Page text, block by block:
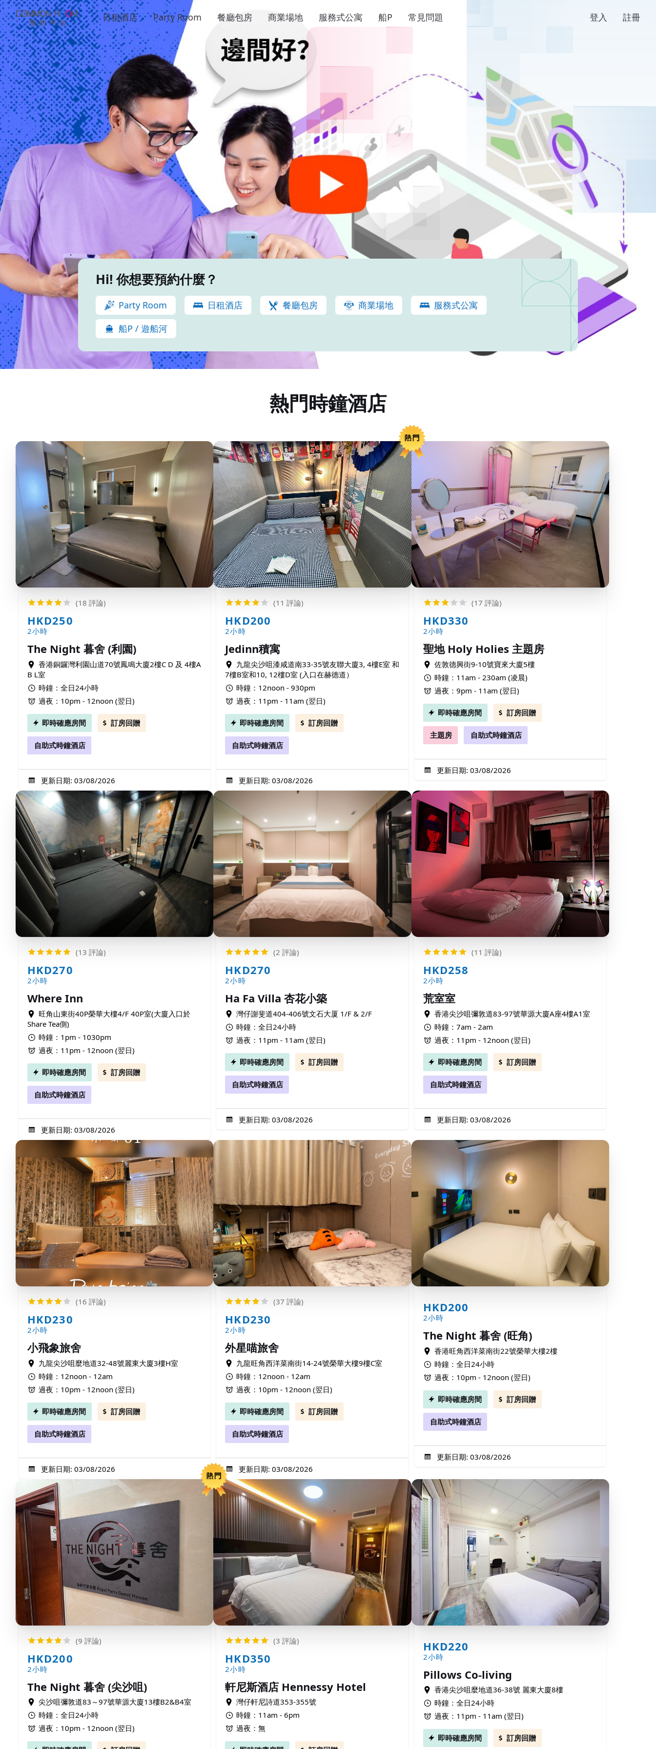
日租酒店 Party Room 餐廳包房 商業場地 服務式公寓 船P 常見問題 登入 註冊
時鐘酒店 & Partyroom
香港No.1場地預約平台
讓你尋找, 預約及評價香港的時鐘酒店，Party Room，日租酒店，餐廳包房，
商業場地，服務式公寓，船P 等等！
預訂日期: 預訂時間:
搜尋時租酒店
Hi! 你想要預約什麼？
Party Room 日租酒店 餐廳包房 商業場地
服務式公寓
船P / 遊船河
熱門時鐘酒店
(18 評論)
HKD250
2小時
The Night 暮舍 (利園)
香港銅鑼灣利園山道70號鳳鳴大廈2樓C D 及 4樓A
B L室
時鐘：全日24小時
過夜：10pm - 12noon (翌日)
即時確應房間 訂房回贈
自助式時鐘酒店
更新日期: 03/08/2026
(11 評論)
HKD200
2小時
Jedinn積寓
九龍尖沙咀漆咸道南33-35號友聯大廈3, 4樓E室 和
7樓B室和10, 12樓D室 (入口在赫德道）
時鐘：12noon - 930pm
過夜：11pm - 11am (翌日)
即時確應房間 訂房回贈
自助式時鐘酒店
更新日期: 03/08/2026
(17 評論)
HKD330
2小時
聖地 Holy Holies 主題房
佐敦德興街9-10號寶來大廈5樓
時鐘：11am - 230am (凌晨)
過夜：9pm - 11am (翌日)
即時確應房間 訂房回贈
主題房 自助式時鐘酒店
更新日期: 03/08/2026
(13 評論)
HKD270
2小時
Where Inn
旺角山東街40P榮華大樓4/F 40P室(大廈入口於
Share Tea側)
時鐘：1pm - 1030pm
過夜：11pm - 12noon (翌日)
即時確應房間 訂房回贈
自助式時鐘酒店
更新日期: 03/08/2026
(2 評論)
HKD270
2小時
Ha Fa Villa 杏花小築
灣仔謝斐道404-406號文石大厦 1/F & 2/F
時鐘：全日24小時
過夜：11pm - 11am (翌日)
即時確應房間 訂房回贈
自助式時鐘酒店
更新日期: 03/08/2026
(11 評論)
HKD258
2小時
荒室室
香港尖沙咀彌敦道83-97號華源大廈A座4樓A1室
時鐘：7am - 2am
過夜：11pm - 12noon (翌日)
即時確應房間 訂房回贈
自助式時鐘酒店
更新日期: 03/08/2026
(16 評論)
HKD230
2小時
小飛象旅舍
九龍尖沙咀麼地道32-48號麗東大廈3樓H室
時鐘：12noon - 12am
過夜：10pm - 12noon (翌日)
即時確應房間 訂房回贈
自助式時鐘酒店
更新日期: 03/08/2026
(37 評論)
HKD230
2小時
外星喵旅舍
九龍旺角西洋菜南街14-24號榮華大樓9樓C室
時鐘：12noon - 12am
過夜：10pm - 12noon (翌日)
即時確應房間 訂房回贈
自助式時鐘酒店
更新日期: 03/08/2026
HKD200
2小時
The Night 暮舍 (旺角)
香港旺角西洋菜南街22號榮華大樓2樓
時鐘：全日24小時
過夜：10pm - 12noon (翌日)
即時確應房間 訂房回贈
自助式時鐘酒店
更新日期: 03/08/2026
(9 評論)
HKD200
2小時
The Night 暮舍 (尖沙咀)
尖沙咀彌敦道83～97號華源大廈13樓B2&B4室
時鐘：全日24小時
過夜：10pm - 12noon (翌日)
(3 評論)
HKD350
2小時
軒尼斯酒店 Hennessy Hotel
灣仔軒尼詩道353-355號
時鐘：11am - 6pm
過夜：無
HKD220
2小時
Pillows Co-living
香港尖沙咀麼地道36-38號 麗東大廈8樓
時鐘：全日24小時
過夜：11pm - 11am (翌日)
即時確應房間 訂房回贈